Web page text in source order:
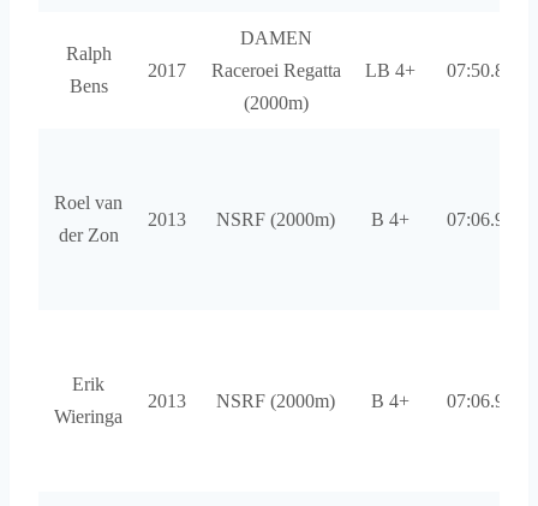
Ralph
Bens
2017
DAMEN
Raceroei Regatta
(2000m)
LB 4+ 07:50.82
Roel van
der Zon
2013 NSRF (2000m) B 4+ 07:06.94
Erik
Wieringa
2013 NSRF (2000m) B 4+ 07:06.94